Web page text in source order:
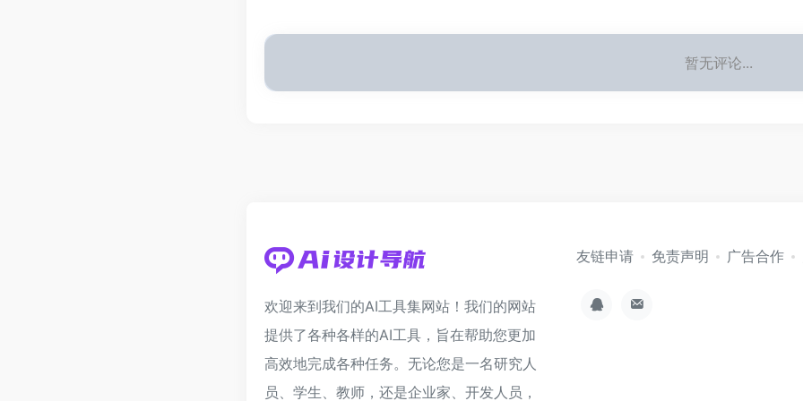
暂无评论...
欢迎来到我们的AI工具集网站！我们的网站
提供了各种各样的AI工具，旨在帮助您更加
高效地完成各种任务。无论您是一名研究人
员、学生、教师，还是企业家、开发人员，
友链申请 免责声明 广告合作